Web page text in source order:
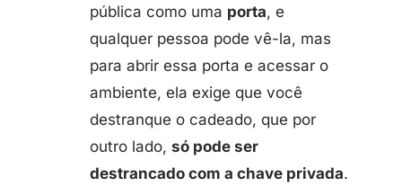
pública como uma porta, e
qualquer pessoa pode vê-la, mas
para abrir essa porta e acessar o
ambiente, ela exige que você
destranque o cadeado, que por
outro lado, só pode ser
destrancado com a chave privada.